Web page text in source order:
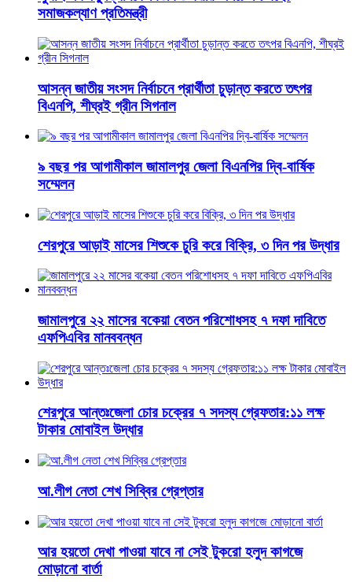
সমাজকল্যাণ প্রতিমন্ত্রী
আসন্ন জাতীয় সংসদ নির্বাচনে প্রার্থীতা চুড়ান্ত করতে তৎপর
বিএনপি, শীঘ্রই গ্রীন সিগনাল
৯ বছর পর আগামীকাল জামালপুর জেলা বিএনপির দ্বি-বার্ষিক
সম্মেলন
শেরপুরে আড়াই মাসের শিশুকে চুরি করে বিক্রি, ৩ দিন পর উদ্ধার
জামালপুরে ২২ মাসের বকেয়া বেতন পরিশোধসহ ৭ দফা দাবিতে
এফপিএবির মানববন্ধন
শেরপুরে আন্তঃজেলা চোর চক্রের ৭ সদস্য গ্রেফতার:১১ লক্ষ
টাকার মোবাইল উদ্ধার
আ.লীগ নেতা শেখ সিব্বির গ্রেপ্তার
আর হয়তো দেখা পাওয়া যাবে না সেই টুকরো হলুদ কাগজে
মোড়ানো বার্তা